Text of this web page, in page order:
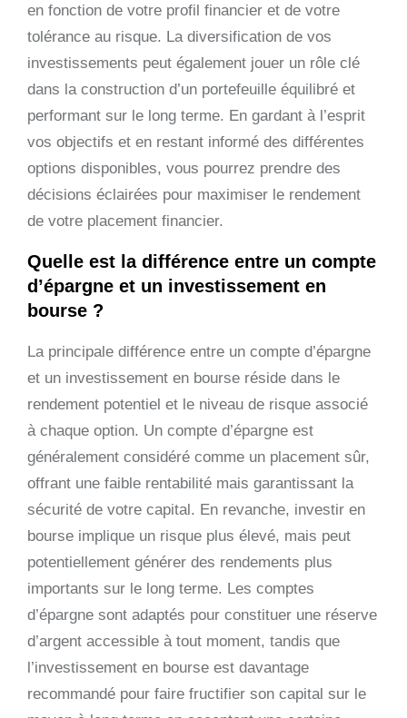
en fonction de votre profil financier et de votre
tolérance au risque. La diversification de vos
investissements peut également jouer un rôle clé
dans la construction d’un portefeuille équilibré et
performant sur le long terme. En gardant à l’esprit
vos objectifs et en restant informé des différentes
options disponibles, vous pourrez prendre des
décisions éclairées pour maximiser le rendement
de votre placement financier.
Quelle est la différence entre un compte
d’épargne et un investissement en
bourse ?
La principale différence entre un compte d’épargne
et un investissement en bourse réside dans le
rendement potentiel et le niveau de risque associé
à chaque option. Un compte d’épargne est
généralement considéré comme un placement sûr,
offrant une faible rentabilité mais garantissant la
sécurité de votre capital. En revanche, investir en
bourse implique un risque plus élevé, mais peut
potentiellement générer des rendements plus
importants sur le long terme. Les comptes
d’épargne sont adaptés pour constituer une réserve
d’argent accessible à tout moment, tandis que
l’investissement en bourse est davantage
recommandé pour faire fructifier son capital sur le